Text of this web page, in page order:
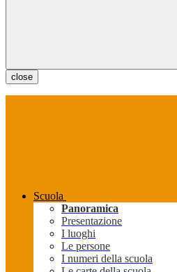
close
Scuola
Panoramica
Presentazione
I luoghi
Le persone
I numeri della scuola